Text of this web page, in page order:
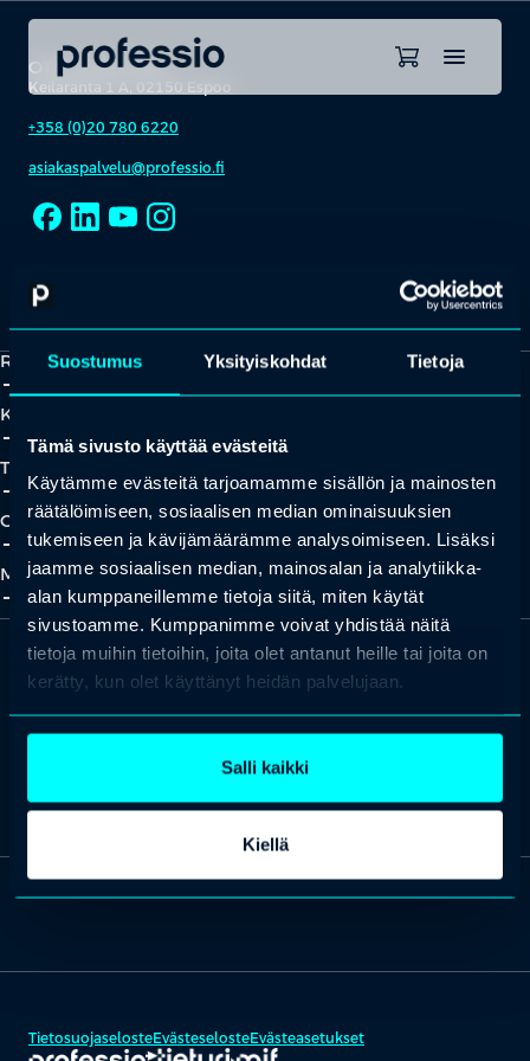
Suostumus Yksityiskohdat Tietoja
Tämä sivusto käyttää evästeitä
Käytämme evästeitä tarjoamamme sisällön ja mainosten
räätälöimiseen, sosiaalisen median ominaisuuksien
tukemiseen ja kävijämäärämme analysoimiseen. Lisäksi
jaamme sosiaalisen median, mainosalan ja analytiikka-
alan kumppaneillemme tietoja siitä, miten käytät
sivustoamme. Kumppanimme voivat yhdistää näitä
tietoja muihin tietoihin, joita olet antanut heille tai joita on
kerätty, kun olet käyttänyt heidän palvelujaan.
Salli kaikki
Kiellä
OTA YHTEYTTÄ
Keilaranta 1 A, 02150 Espoo
+358 (0)20 780 6220
asiakaspalvelu@professio.fi
Yhteistyökumppaniksi?
Ratkaisut
add_2close
Koulutukset
add_2close
Tapahtumat
add_2 close
Oivallukset
add_2close
Meistä
add_2close
Missiona maailman osaavin kansa.
TietosuojaselosteEvästeselosteEvästeasetukset